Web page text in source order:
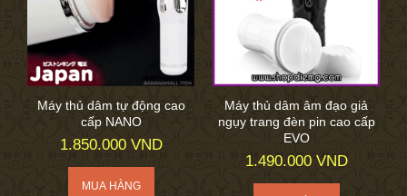
Máy thủ dâm tự động cao
cấp NANO
1.850.000 VND
Máy thủ dâm âm đạo giả
ngụy trang đèn pin cao cấp
EVO
1.490.000 VND